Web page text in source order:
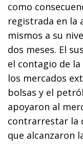
como
registrada en la
mismos a su
dos meses. El
el contagio de
los mercados
bolsas y el
apoyaron al
contrarrestar la
que alcanzaron